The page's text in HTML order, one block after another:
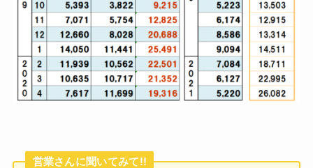
営業さんに聞いてみて!!